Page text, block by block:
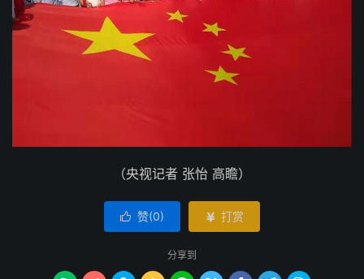
（央视记者 张怡 高瞻）
 赞(0)  打赏
分享到